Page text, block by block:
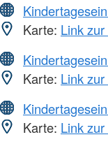
Karte: Link
Karte: Link
Karte: Link